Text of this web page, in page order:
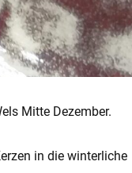
Mitte Dezember.
in die winterliche